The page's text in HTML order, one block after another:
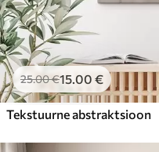
25.00€15.00 €
Tekstuurne abstraktsioon